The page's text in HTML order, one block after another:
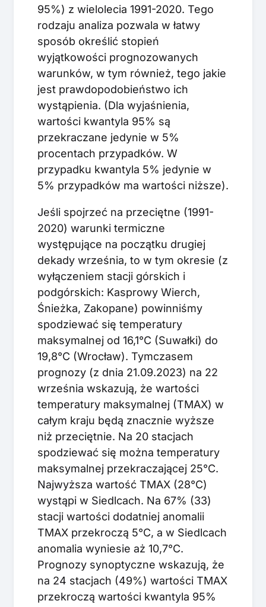
95%) z wielolecia 1991-2020. Tego
rodzaju analiza pozwala w łatwy
sposób określić stopień
wyjątkowości prognozowanych
warunków, w tym również, tego jakie
jest prawdopodobieństwo ich
wystąpienia. (Dla wyjaśnienia,
wartości kwantyla 95% są
przekraczane jedynie w 5%
procentach przypadków. W
przypadku kwantyla 5% jedynie w
5% przypadków ma wartości niższe).
Jeśli spojrzeć na przeciętne (1991-
2020) warunki termiczne
występujące na początku drugiej
dekady września, to w tym okresie (z
wyłączeniem stacji górskich i
podgórskich: Kasprowy Wierch,
Śnieżka, Zakopane) powinniśmy
spodziewać się temperatury
maksymalnej od 16,1°C (Suwałki) do
19,8°C (Wrocław). Tymczasem
prognozy (z dnia 21.09.2023) na 22
września wskazują, że wartości
temperatury maksymalnej (TMAX) w
całym kraju będą znacznie wyższe
niż przeciętnie. Na 20 stacjach
spodziewać się można temperatury
maksymalnej przekraczającej 25°C.
Najwyższa wartość TMAX (28°C)
wystąpi w Siedlcach. Na 67% (33)
stacji wartości dodatniej anomalii
TMAX przekroczą 5°C, a w Siedlcach
anomalia wyniesie aż 10,7°C.
Prognozy synoptyczne wskazują, że
na 24 stacjach (49%) wartości TMAX
przekroczą wartości kwantyla 95%